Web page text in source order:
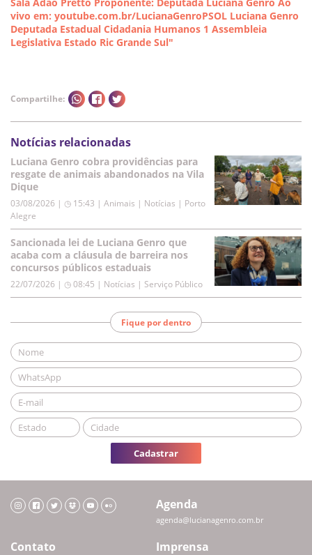
Compartilhe:
Notícias relacionadas
Luciana Genro cobra providências para
resgate de animais abandonados na Vila
Dique
03/08/2026 | ◷ 15:43 | Animais | Notícias | Porto
Alegre
Sancionada lei de Luciana Genro que
acaba com a cláusula de barreira nos
concursos públicos estaduais
22/07/2026 | ◷ 08:45 | Notícias | Serviço Público
Fique por dentro
Cadastrar
Agenda
agenda@lucianagenro.com.br
Contato Imprensa